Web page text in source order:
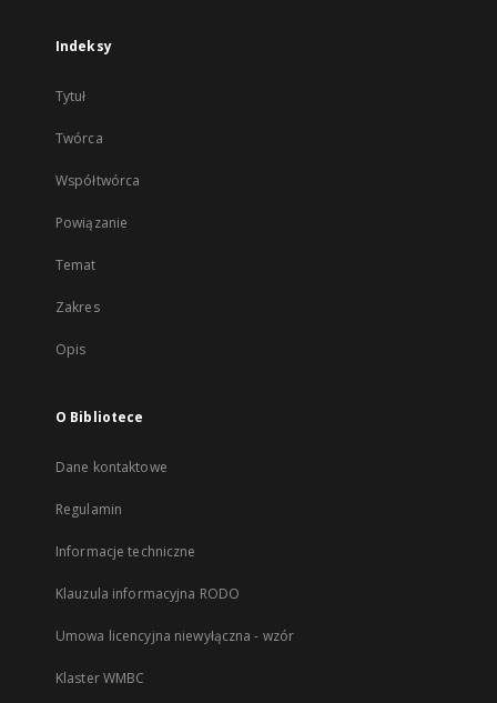
Indeksy
Tytuł
Twórca
Współtwórca
Powiązanie
Temat
Zakres
Opis
O Bibliotece
Dane kontaktowe
Regulamin
Informacje techniczne
Klauzula informacyjna RODO
Umowa licencyjna niewyłączna - wzór
Klaster WMBC